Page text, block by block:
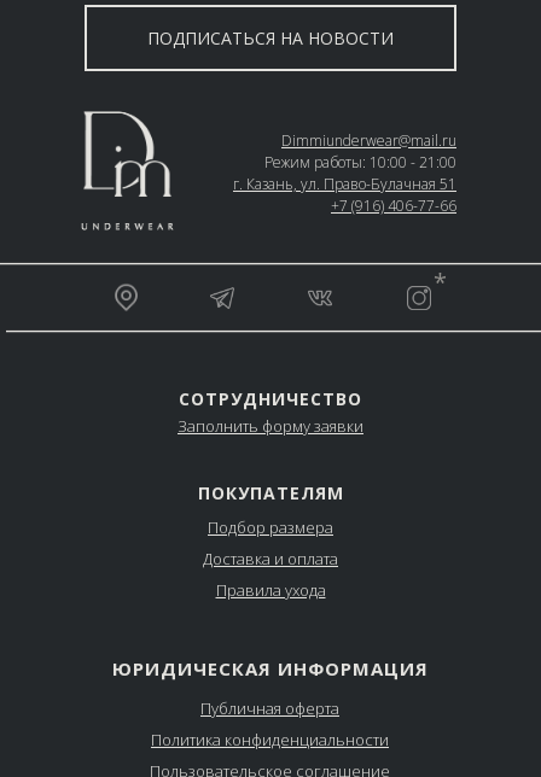
ПОДПИСАТЬСЯ НА НОВОСТИ
Dimmiunderwear@mail.ru
Режим работы: 10:00 - 21:00
г. Казань, ул. Право-Булачная 51
+7 (916) 406-77-66
*
ПОКУПАТЕЛЯМ
СОТРУДНИЧЕСТВО
Подбор размера
Доставка и оплата
Правила ухода
Заполнить форму заявки
ЮРИДИЧЕСКАЯ ИНФОРМАЦИЯ
Публичная оферта
Политика конфиденциальности
Пользовательское соглашение